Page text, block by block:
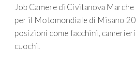
Job Camere di Civitanova
per il Motomondiale di Misano
posizioni come facchini,
cuochi.